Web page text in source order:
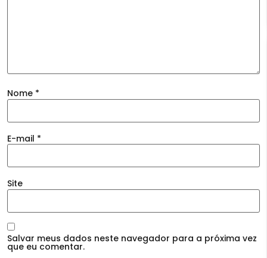
Nome *
E-mail *
Site
Salvar meus dados neste navegador para a próxima vez
que eu comentar.